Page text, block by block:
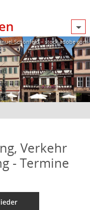
Schönfeld – stock.adobe.com
Verkehr
- Termine